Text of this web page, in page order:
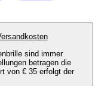
sind immer
betragen die
von € 35 erfolgt der